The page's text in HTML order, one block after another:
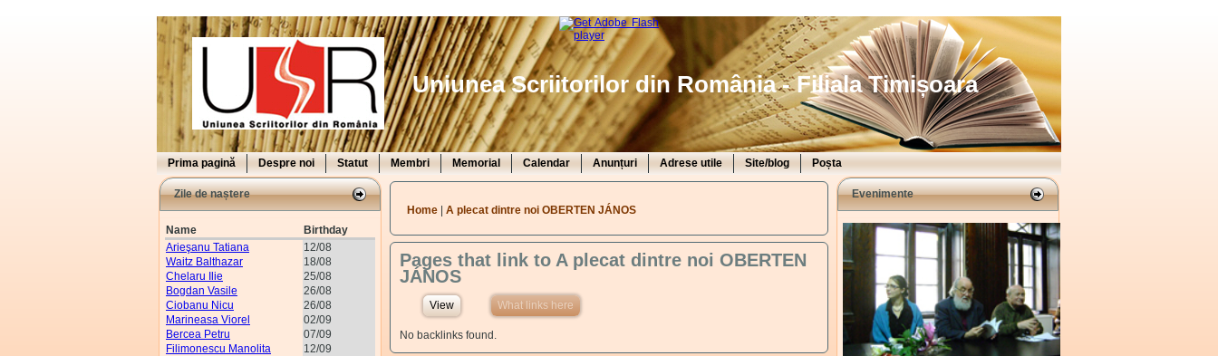
Uniunea Scriitorilor din România - Filiala Timișoara
Prima pagină Despre noi Statut Membri Memorial Calendar Anunțuri Adrese utile Site/blog Poșta
Zile de naștere
Name
Birthday
Arieşanu Tatiana
12/08
Waitz Balthazar
18/08
Chelaru Ilie
25/08
Bogdan Vasile
26/08
Ciobanu Nicu
26/08
Marineasa Viorel
02/09
Bercea Petru
07/09
Filimonescu Manolita
12/09
You are here
Home |A plecat dintre noi OBERTEN JÁNOS
Pages that link to A plecat dintre noi OBERTEN
JÁNOS
View What links here
No backlinks found.
Evenimente